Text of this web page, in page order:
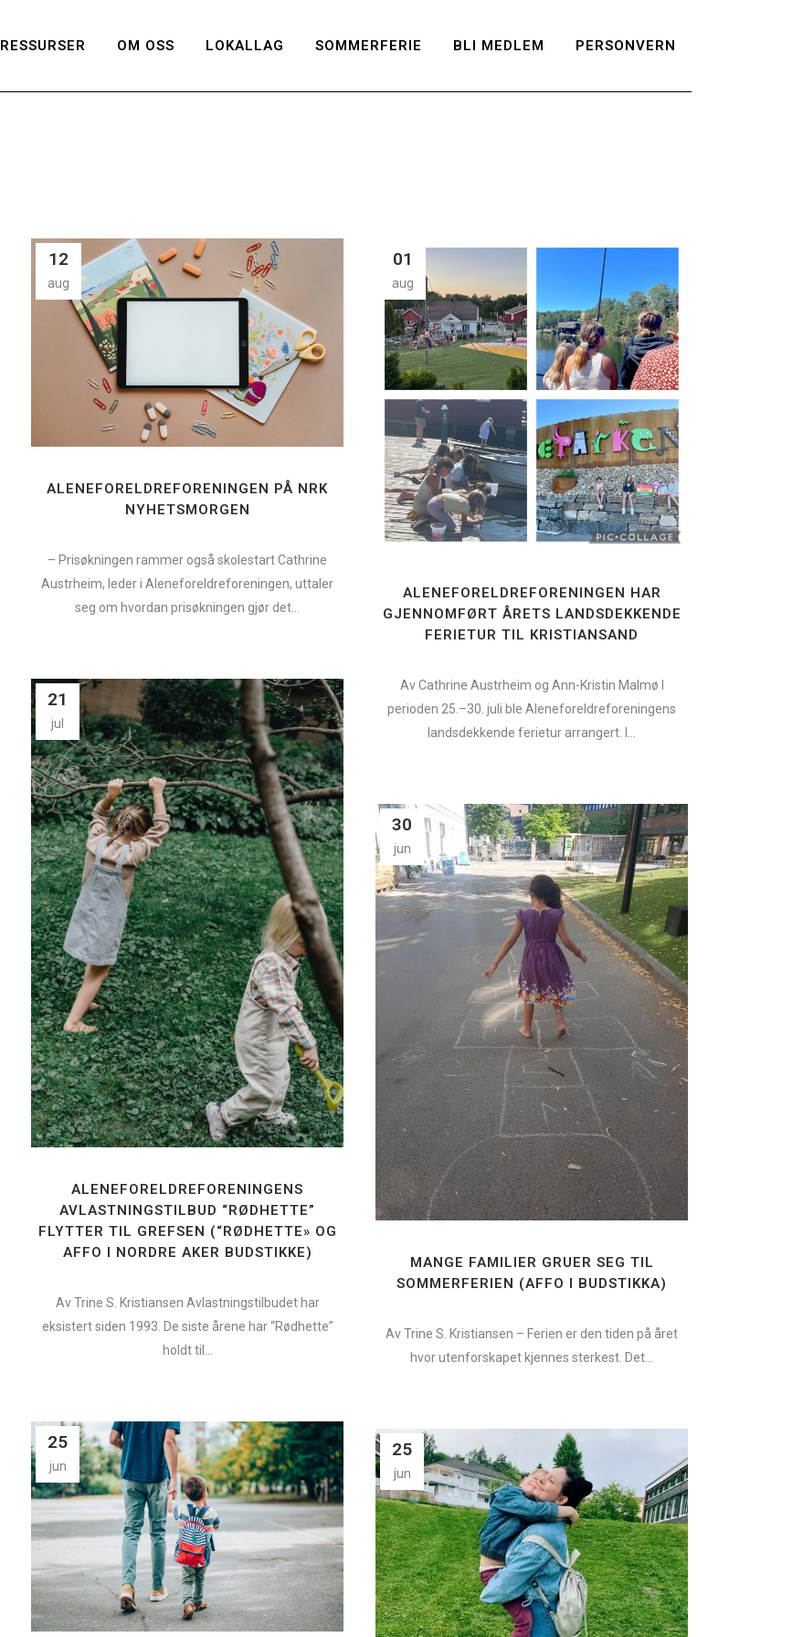
RESSURSER OM OSS LOKALLAG SOMMERFERIE BLI MEDLEM PERSONVERN
12
aug
ALENEFORELDREFORENINGEN PÅ NRK
NYHETSMORGEN
– Prisøkningen rammer også skolestart Cathrine
Austrheim, leder i Aleneforeldreforeningen, uttaler
seg om hvordan prisøkningen gjør det...
01
aug
ALENEFORELDREFORENINGEN HAR
GJENNOMFØRT ÅRETS LANDSDEKKENDE
FERIETUR TIL KRISTIANSAND
Av Cathrine Austrheim og Ann-Kristin Malmø I
perioden 25.–30. juli ble Aleneforeldreforeningens
landsdekkende ferietur arrangert. I...
21
jul
ALENEFORELDREFORENINGENS
AVLASTNINGSTILBUD “RØDHETTE”
FLYTTER TIL GREFSEN (“RØDHETTE» OG
AFFO I NORDRE AKER BUDSTIKKE)
Av Trine S. Kristiansen Avlastningstilbudet har
eksistert siden 1993. De siste årene har “Rødhette”
holdt til...
30
jun
MANGE FAMILIER GRUER SEG TIL
SOMMERFERIEN (AFFO I BUDSTIKKA)
Av Trine S. Kristiansen – Ferien er den tiden på året
hvor utenforskapet kjennes sterkest. Det...
25
jun
25
jun